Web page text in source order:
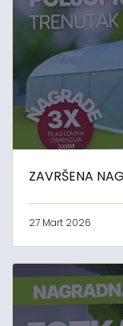
ZAVRŠENA
27 Mart 2026